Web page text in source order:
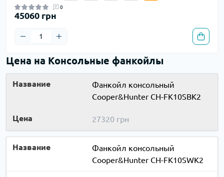
0
45060 грн
Цена на Консольные фанкойлы
Фанкойл консольный
Cooper&Hunter CH-FK10SBK2
27320 грн
Фанкойл консольный
Cooper&Hunter CH-FK10SWK2